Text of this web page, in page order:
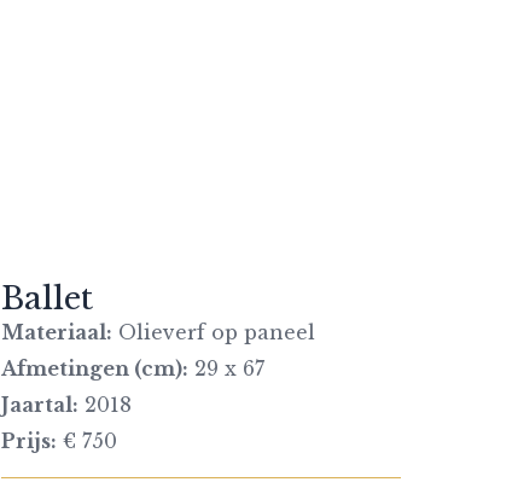
Ballet
Materiaal: Olieverf op paneel
Afmetingen (cm): 29 x 67
Jaartal: 2018
Prijs: € 750